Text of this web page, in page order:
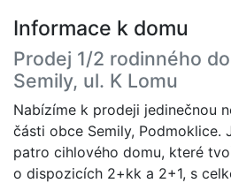
Informace k domu
Prodej 1/2 rodinného
Semily, ul. K Lomu
Nabízíme k prodeji jedinečnou
části obce Semily, Podmoklice.
patro cihlového domu, které
o dispozicích 2+kk a 2+1, s